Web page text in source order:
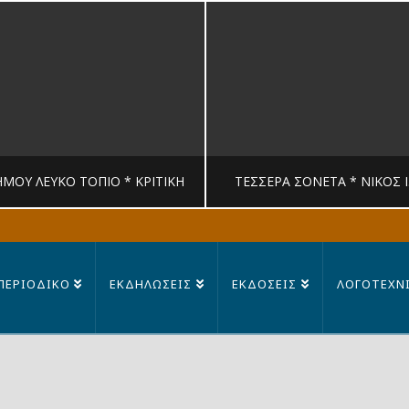
ΛΕΥΚΟ ΤΟΠΙΟ * ΚΡΙΤΙΚΉ
MANDRAGORAS
ΤΈΣΣΕΡΑ ΣΟΝΈΤΑ * ΝΊΚΟΣ
ΕΚΔΗΛΩΣΕΙΣ ΕΚΔΟΣΕΙΣ